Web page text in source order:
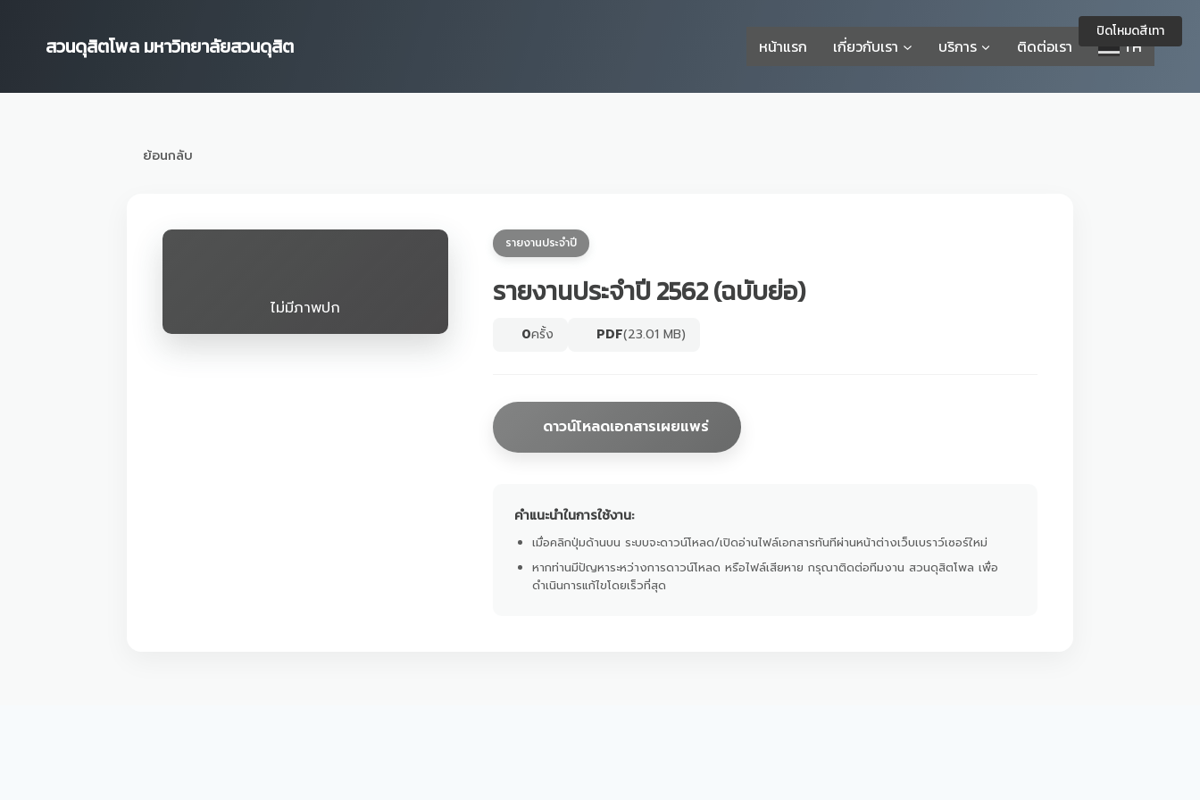
contentสวนดุสิตโพล มหาวิทยาลัยสวนดุสิต หน้าแรก เกี่ยวกับเรา บริการ ติดต่อเรา TH
ย้อนกลับ
ไม่มีภาพปก
รายงานประจำปี
รายงานประจำปี 2562 (ฉบับย่อ)
0ครั้ง PDF(23.01 MB)
ดาวน์โหลดเอกสารเผยแพร่
คำแนะนำในการใช้งาน:
เมื่อคลิกปุ่มด้านบน ระบบจะดาวน์โหลด/เปิดอ่านไฟล์เอกสารทันทีผ่านหน้าต่างเว็บเบราว์เซอร์ใหม่
หากท่านมีปัญหาระหว่างการดาวน์โหลด หรือไฟล์เสียหาย กรุณาติดต่อทีมงาน สวนดุสิตโพล เพื่อ
ดำเนินการแก้ไขโดยเร็วที่สุด
ปิดโหมดสีเทา